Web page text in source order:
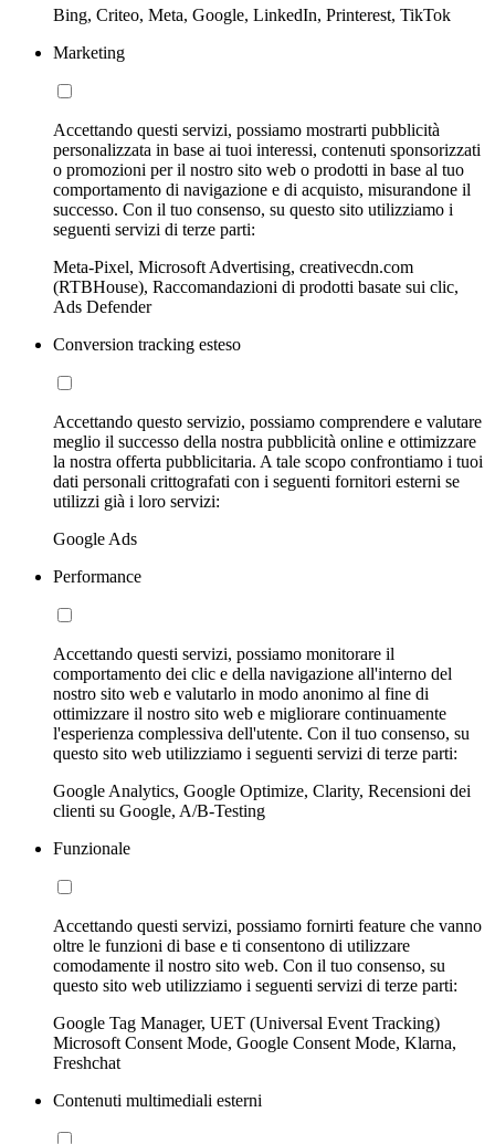
Bing, Criteo, Meta, Google, LinkedIn, Printerest, TikTok
Marketing
Accettando questi servizi, possiamo mostrarti pubblicità
personalizzata in base ai tuoi interessi, contenuti sponsorizzati
o promozioni per il nostro sito web o prodotti in base al tuo
comportamento di navigazione e di acquisto, misurandone il
successo. Con il tuo consenso, su questo sito utilizziamo i
seguenti servizi di terze parti:
Meta-Pixel, Microsoft Advertising, creativecdn.com
(RTBHouse), Raccomandazioni di prodotti basate sui clic,
Ads Defender
Conversion tracking esteso
Accettando questo servizio, possiamo comprendere e valutare
meglio il successo della nostra pubblicità online e ottimizzare
la nostra offerta pubblicitaria. A tale scopo confrontiamo i tuoi
dati personali crittografati con i seguenti fornitori esterni se
utilizzi già i loro servizi:
Google Ads
Performance
Accettando questi servizi, possiamo monitorare il
comportamento dei clic e della navigazione all'interno del
nostro sito web e valutarlo in modo anonimo al fine di
ottimizzare il nostro sito web e migliorare continuamente
l'esperienza complessiva dell'utente. Con il tuo consenso, su
questo sito web utilizziamo i seguenti servizi di terze parti:
Google Analytics, Google Optimize, Clarity, Recensioni dei
clienti su Google, A/B-Testing
Funzionale
Accettando questi servizi, possiamo fornirti feature che vanno
oltre le funzioni di base e ti consentono di utilizzare
comodamente il nostro sito web. Con il tuo consenso, su
questo sito web utilizziamo i seguenti servizi di terze parti:
Google Tag Manager, UET (Universal Event Tracking)
Microsoft Consent Mode, Google Consent Mode, Klarna,
Freshchat
Contenuti multimediali esterni